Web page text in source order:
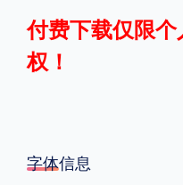
格式
.TTF
中国大陆
付费下载仅限
权！
字体信息